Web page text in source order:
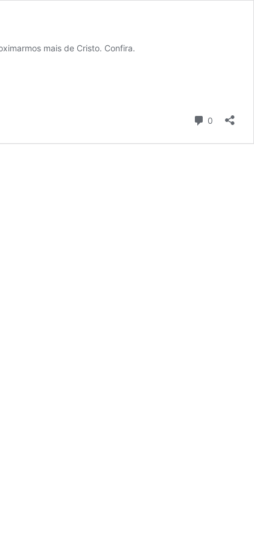
mais de Cristo. Confira.
0